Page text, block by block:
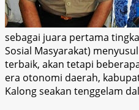
sebagai juara pertama
Sosial Masyarakat)
terbaik, akan tetapi
era otonomi daerah,
Kalong seakan tenggelam